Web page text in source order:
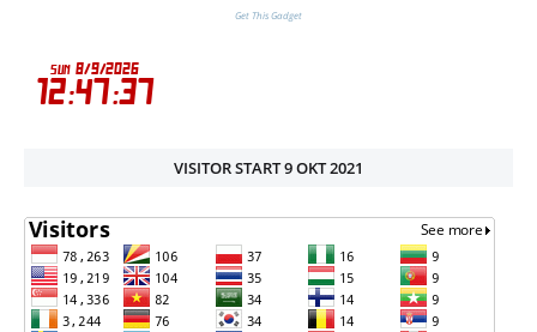
Get This Gadget
VISITOR START 9 OKT 2021